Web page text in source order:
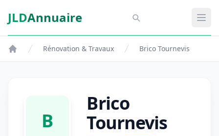
Aspect SDM
JLDAnnuaire
Rénovation & Travaux Brico Tournevis
B
Brico
Tournevis